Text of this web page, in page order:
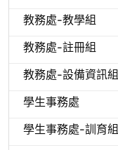
教務處-教學組
教務處-註冊組
教務處-設備資訊組
學生事務處
學生事務處-訓育組